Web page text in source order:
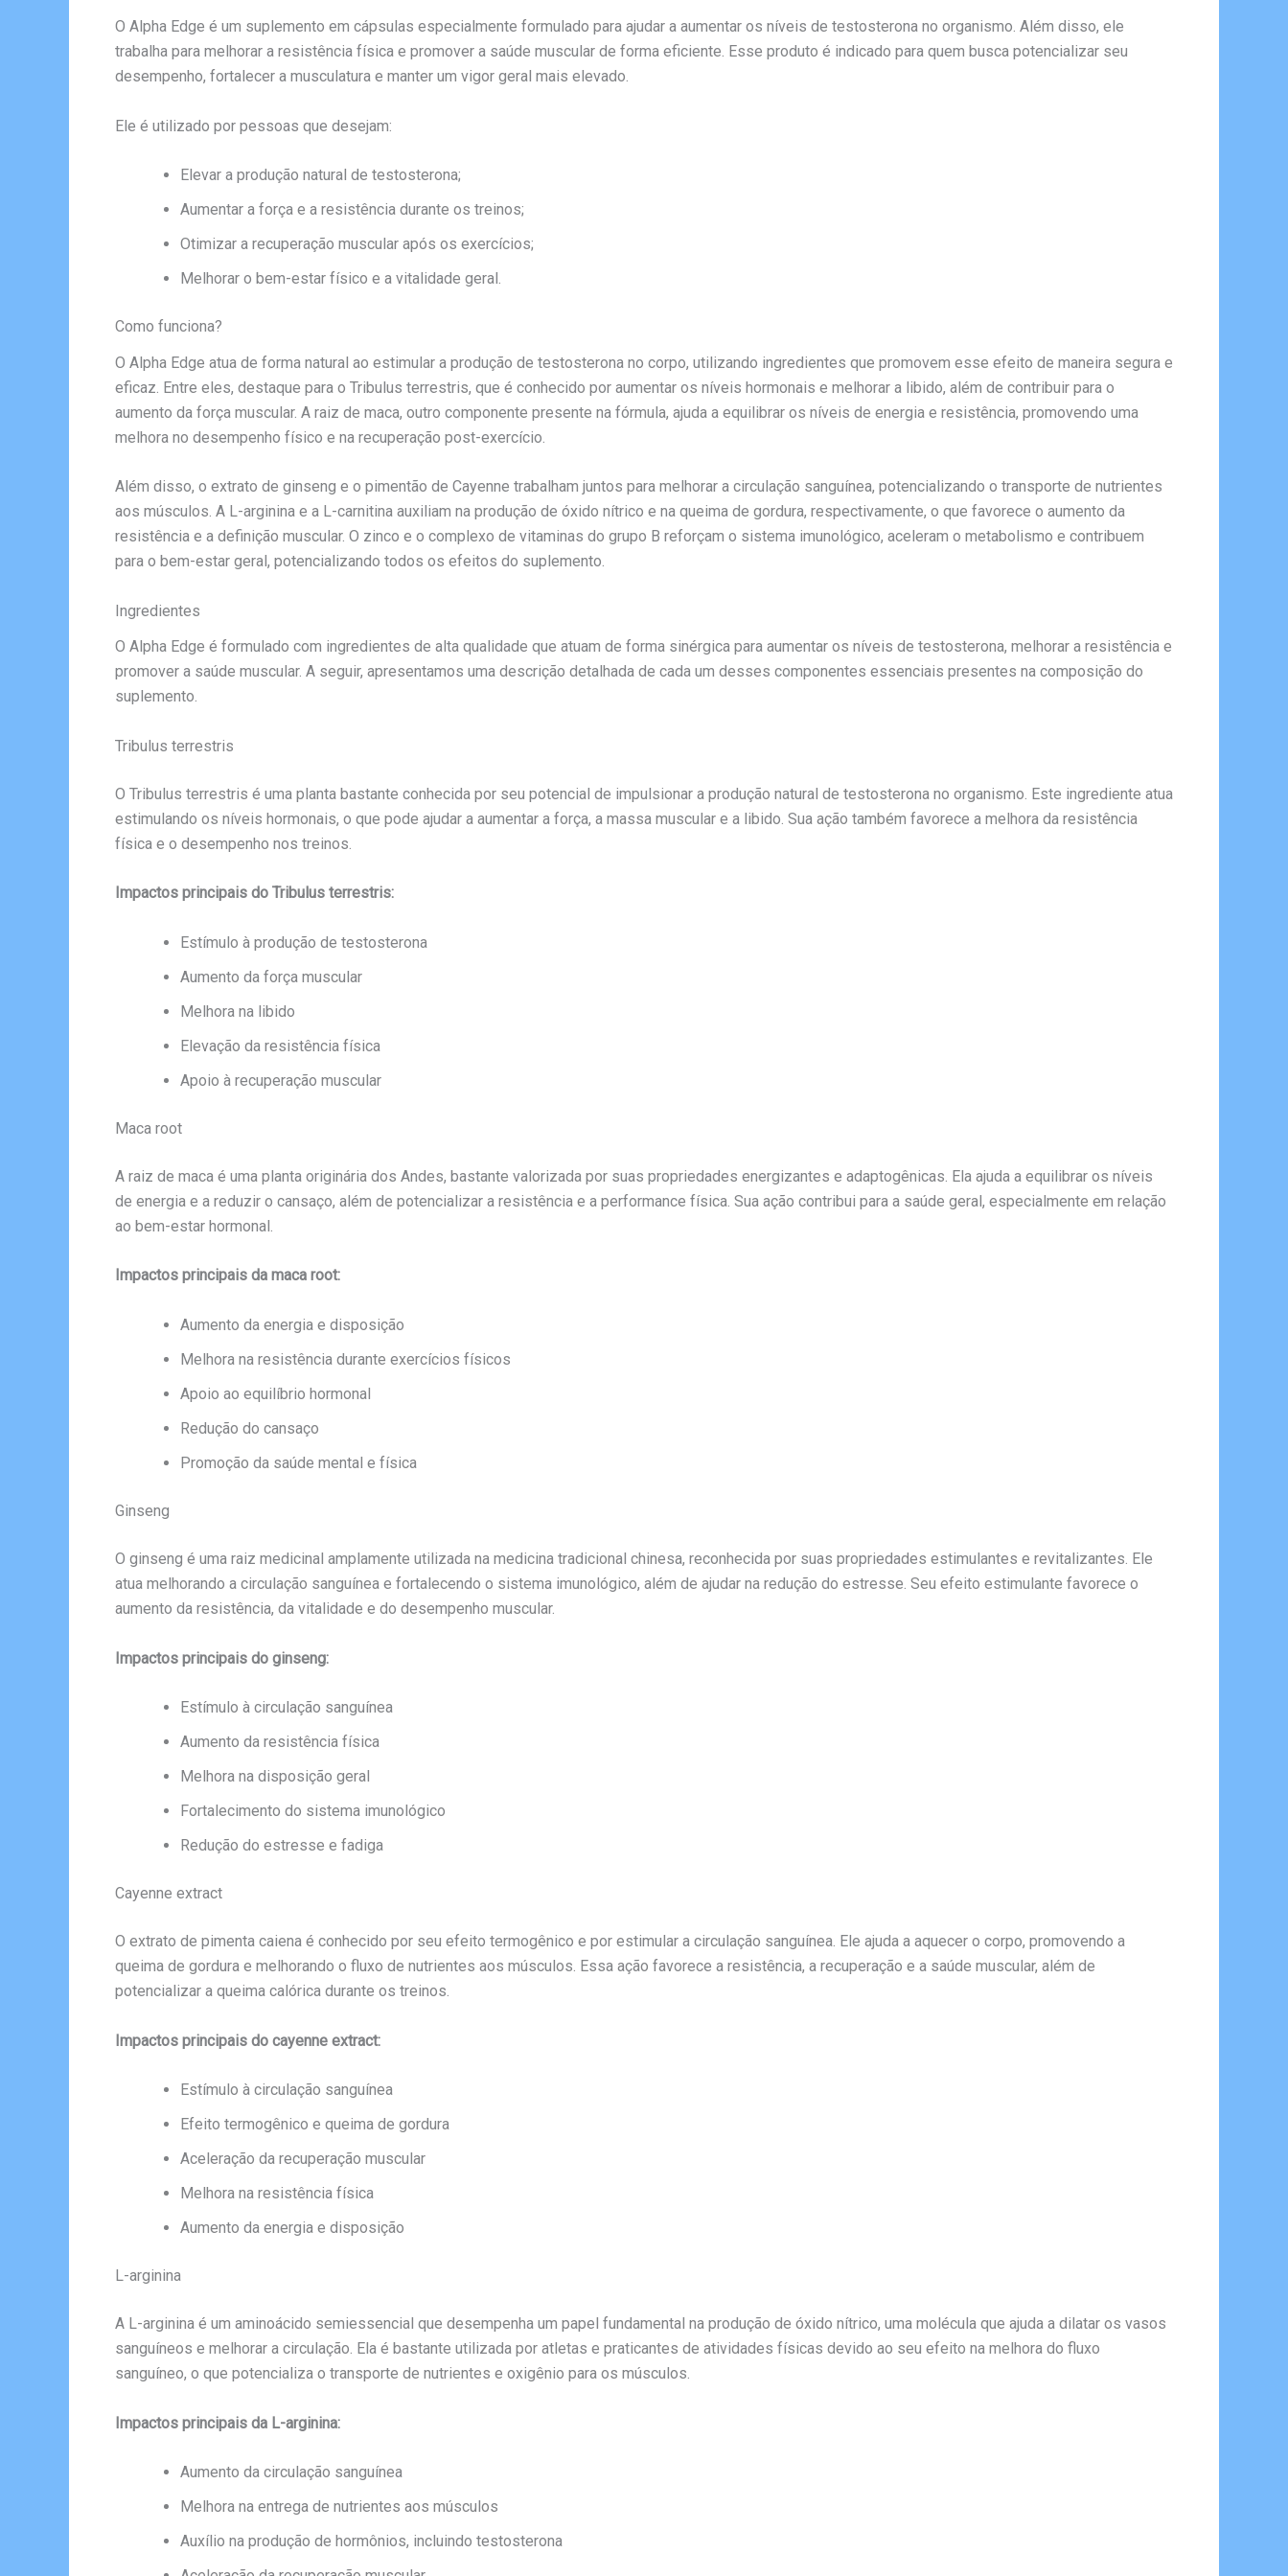
O Alpha Edge é um suplemento em cápsulas especialmente formulado para ajudar a aumentar os níveis de testosterona no organismo. Além disso, ele
trabalha para melhorar a resistência física e promover a saúde muscular de forma eficiente. Esse produto é indicado para quem busca potencializar seu
desempenho, fortalecer a musculatura e manter um vigor geral mais elevado.
Ele é utilizado por pessoas que desejam:
Elevar a produção natural de testosterona;
Aumentar a força e a resistência durante os treinos;
Otimizar a recuperação muscular após os exercícios;
Melhorar o bem-estar físico e a vitalidade geral.
Como funciona?
O Alpha Edge atua de forma natural ao estimular a produção de testosterona no corpo, utilizando ingredientes que promovem esse efeito de maneira segura e
eficaz. Entre eles, destaque para o Tribulus terrestris, que é conhecido por aumentar os níveis hormonais e melhorar a libido, além de contribuir para o
aumento da força muscular. A raiz de maca, outro componente presente na fórmula, ajuda a equilibrar os níveis de energia e resistência, promovendo uma
melhora no desempenho físico e na recuperação post-exercício.
Além disso, o extrato de ginseng e o pimentão de Cayenne trabalham juntos para melhorar a circulação sanguínea, potencializando o transporte de nutrientes
aos músculos. A L-arginina e a L-carnitina auxiliam na produção de óxido nítrico e na queima de gordura, respectivamente, o que favorece o aumento da
resistência e a definição muscular. O zinco e o complexo de vitaminas do grupo B reforçam o sistema imunológico, aceleram o metabolismo e contribuem
para o bem-estar geral, potencializando todos os efeitos do suplemento.
Ingredientes
O Alpha Edge é formulado com ingredientes de alta qualidade que atuam de forma sinérgica para aumentar os níveis de testosterona, melhorar a resistência e
promover a saúde muscular. A seguir, apresentamos uma descrição detalhada de cada um desses componentes essenciais presentes na composição do
suplemento.
Tribulus terrestris
O Tribulus terrestris é uma planta bastante conhecida por seu potencial de impulsionar a produção natural de testosterona no organismo. Este ingrediente atua
estimulando os níveis hormonais, o que pode ajudar a aumentar a força, a massa muscular e a libido. Sua ação também favorece a melhora da resistência
física e o desempenho nos treinos.
Impactos principais do Tribulus terrestris:
Estímulo à produção de testosterona
Aumento da força muscular
Melhora na libido
Elevação da resistência física
Apoio à recuperação muscular
Maca root
A raiz de maca é uma planta originária dos Andes, bastante valorizada por suas propriedades energizantes e adaptogênicas. Ela ajuda a equilibrar os níveis
de energia e a reduzir o cansaço, além de potencializar a resistência e a performance física. Sua ação contribui para a saúde geral, especialmente em relação
ao bem-estar hormonal.
Impactos principais da maca root:
Aumento da energia e disposição
Melhora na resistência durante exercícios físicos
Apoio ao equilíbrio hormonal
Redução do cansaço
Promoção da saúde mental e física
Ginseng
O ginseng é uma raiz medicinal amplamente utilizada na medicina tradicional chinesa, reconhecida por suas propriedades estimulantes e revitalizantes. Ele
atua melhorando a circulação sanguínea e fortalecendo o sistema imunológico, além de ajudar na redução do estresse. Seu efeito estimulante favorece o
aumento da resistência, da vitalidade e do desempenho muscular.
Impactos principais do ginseng:
Estímulo à circulação sanguínea
Aumento da resistência física
Melhora na disposição geral
Fortalecimento do sistema imunológico
Redução do estresse e fadiga
Cayenne extract
O extrato de pimenta caiena é conhecido por seu efeito termogênico e por estimular a circulação sanguínea. Ele ajuda a aquecer o corpo, promovendo a
queima de gordura e melhorando o fluxo de nutrientes aos músculos. Essa ação favorece a resistência, a recuperação e a saúde muscular, além de
potencializar a queima calórica durante os treinos.
Impactos principais do cayenne extract:
Estímulo à circulação sanguínea
Efeito termogênico e queima de gordura
Aceleração da recuperação muscular
Melhora na resistência física
Aumento da energia e disposição
L-arginina
A L-arginina é um aminoácido semiessencial que desempenha um papel fundamental na produção de óxido nítrico, uma molécula que ajuda a dilatar os vasos
sanguíneos e melhorar a circulação. Ela é bastante utilizada por atletas e praticantes de atividades físicas devido ao seu efeito na melhora do fluxo
sanguíneo, o que potencializa o transporte de nutrientes e oxigênio para os músculos.
Impactos principais da L-arginina:
Aumento da circulação sanguínea
Melhora na entrega de nutrientes aos músculos
Auxílio na produção de hormônios, incluindo testosterona